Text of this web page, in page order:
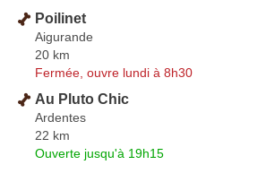
Poilinet
Aigurande
20 km
Fermée, ouvre lundi à 8h30
Au Pluto Chic
Ardentes
22 km
Ouverte jusqu'à 19h15